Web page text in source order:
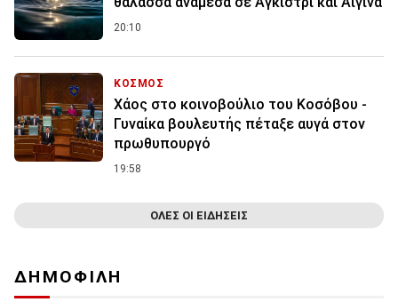
20:10
ΚΟΣΜΟΣ
Χάος στο κοινοβούλιο του Κοσόβου -
Γυναίκα βουλευτής πέταξε αυγά στον
πρωθυπουργό
19:58
ΟΛΕΣ ΟΙ ΕΙΔΗΣΕΙΣ
ΔΗΜΟΦΙΛΗ